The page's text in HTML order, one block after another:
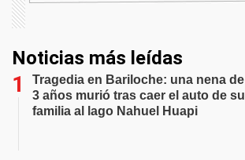
Noticias más leídas
Tragedia en Bariloche: una nena de
3 años murió tras caer el auto de su
familia al lago Nahuel Huapi